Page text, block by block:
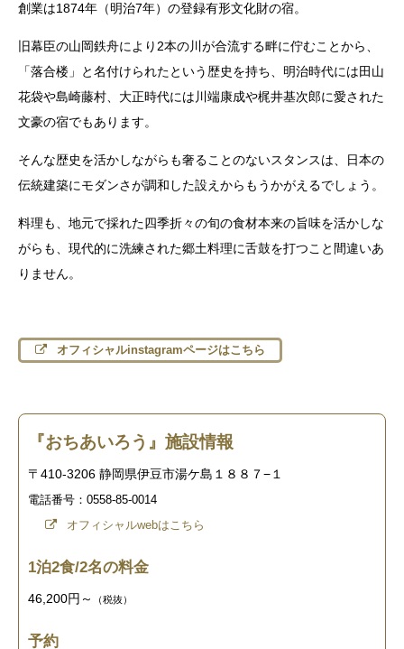
創業は1874年（明治7年）の登録有形文化財の宿。
旧幕臣の山岡鉄舟により2本の川が合流する畔に佇むことから、
「落合楼」と名付けられたという歴史を持ち、明治時代には田山
花袋や島崎藤村、大正時代には川端康成や梶井基次郎に愛された
文豪の宿でもあります。
そんな歴史を活かしながらも奢ることのないスタンスは、日本の
伝統建築にモダンさが調和した設えからもうかがえるでしょう。
料理も、地元で採れた四季折々の旬の食材本来の旨味を活かしな
がらも、現代的に洗練された郷土料理に舌鼓を打つこと間違いあ
りません。
オフィシャルinstagramページはこちら
『おちあいろう』施設情報
〒410-3206 静岡県伊豆市湯ケ島１８８７−１
電話番号：0558-85-0014
オフィシャルwebはこちら
1泊2食/2名の料金
46,200円～ （税抜）
予約